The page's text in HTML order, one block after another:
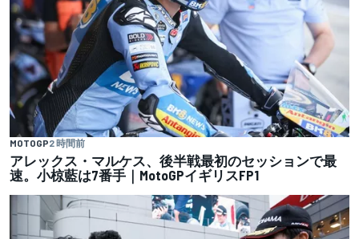
MOTOGP2 時間前
アレックス・マルケス、後半戦最初のセッションで最
速。小椋藍は7番手｜MotoGPイギリスFP1